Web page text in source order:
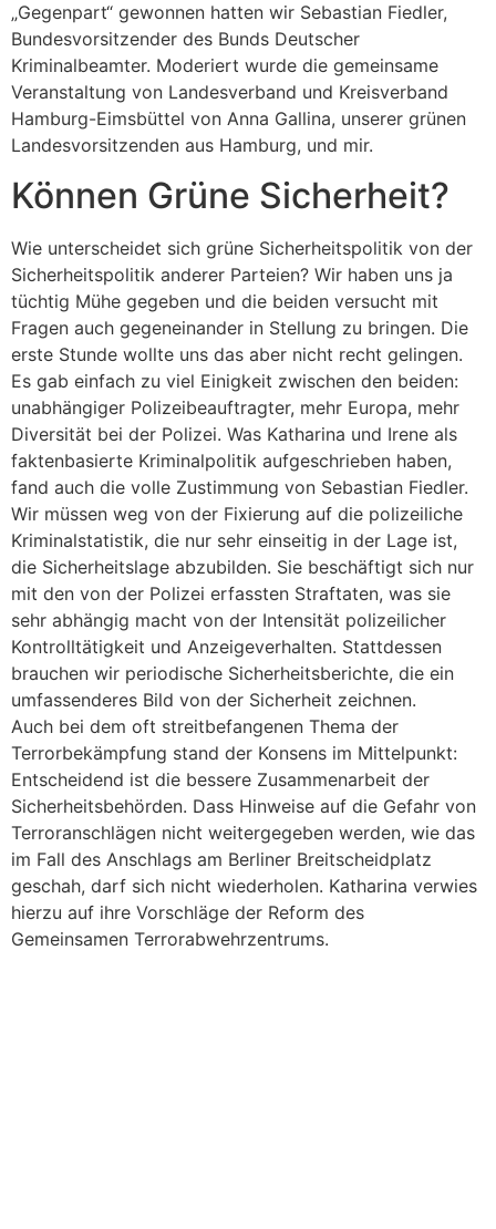
„Gegenpart“ gewonnen hatten wir Sebastian Fiedler,
Bundesvorsitzender des Bunds Deutscher
Kriminalbeamter. Moderiert wurde die gemeinsame
Veranstaltung von Landesverband und Kreisverband
Hamburg-Eimsbüttel von Anna Gallina, unserer grünen
Landesvorsitzenden aus Hamburg, und mir.
Können Grüne Sicherheit?
Wie unterscheidet sich grüne Sicherheitspolitik von der
Sicherheitspolitik anderer Parteien? Wir haben uns ja
tüchtig Mühe gegeben und die beiden versucht mit
Fragen auch gegeneinander in Stellung zu bringen. Die
erste Stunde wollte uns das aber nicht recht gelingen.
Es gab einfach zu viel Einigkeit zwischen den beiden:
unabhängiger Polizeibeauftragter, mehr Europa, mehr
Diversität bei der Polizei. Was Katharina und Irene als
faktenbasierte Kriminalpolitik aufgeschrieben haben,
fand auch die volle Zustimmung von Sebastian Fiedler.
Wir müssen weg von der Fixierung auf die polizeiliche
Kriminalstatistik, die nur sehr einseitig in der Lage ist,
die Sicherheitslage abzubilden. Sie beschäftigt sich nur
mit den von der Polizei erfassten Straftaten, was sie
sehr abhängig macht von der Intensität polizeilicher
Kontrolltätigkeit und Anzeigeverhalten. Stattdessen
brauchen wir periodische Sicherheitsberichte, die ein
umfassenderes Bild von der Sicherheit zeichnen.
Auch bei dem oft streitbefangenen Thema der
Terrorbekämpfung stand der Konsens im Mittelpunkt:
Entscheidend ist die bessere Zusammenarbeit der
Sicherheitsbehörden. Dass Hinweise auf die Gefahr von
Terroranschlägen nicht weitergegeben werden, wie das
im Fall des Anschlags am Berliner Breitscheidplatz
geschah, darf sich nicht wiederholen. Katharina verwies
hierzu auf ihre Vorschläge der Reform des
Gemeinsamen Terrorabwehrzentrums.